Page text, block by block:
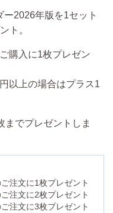
ー2026年版を1セット
ト。
購入に1枚プレゼン
以上の場合はプラス1
までプレゼントしま
注文に1枚プレゼント
注文に2枚プレゼント
注文に3枚プレゼント